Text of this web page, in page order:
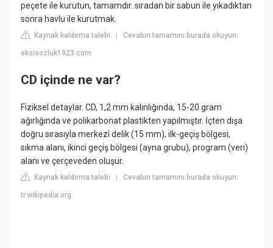
peçete ile kurutun, tamamdır. sıradan bir sabun ile yıkadıktan
sonra havlu ile kurutmak.
Kaynak kaldırma talebi |Cevabın tamamını burada okuyun:
eksisozluk1923.com
CD içinde ne var?
Fiziksel detaylar. CD, 1,2 mm kalınlığında, 15-20 gram
ağırlığında ve polikarbonat plastikten yapılmıştır. İçten dışa
doğru sırasıyla merkezî delik (15 mm), ilk-geçiş bölgesi,
sıkma alanı, ikinci geçiş bölgesi (ayna grubu), program (veri)
alanı ve çerçeveden oluşur.
Kaynak kaldırma talebi |Cevabın tamamını burada okuyun:
tr.wikipedia.org